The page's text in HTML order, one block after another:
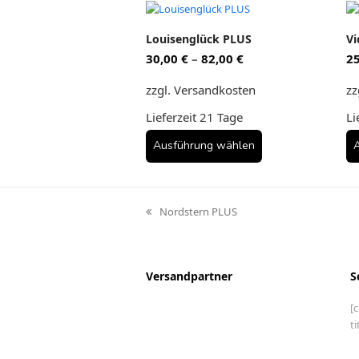
Louisenglück PLUS
30,00 € – 82,00 €
zzgl. Versandkosten
Lieferzeit 21 Tage
Ausführug wählen
Dieses
weist
mehrere
auf.
Optionen
können
auf
gewählt
vorheriger
Nordstern PLUS
Versandpartner